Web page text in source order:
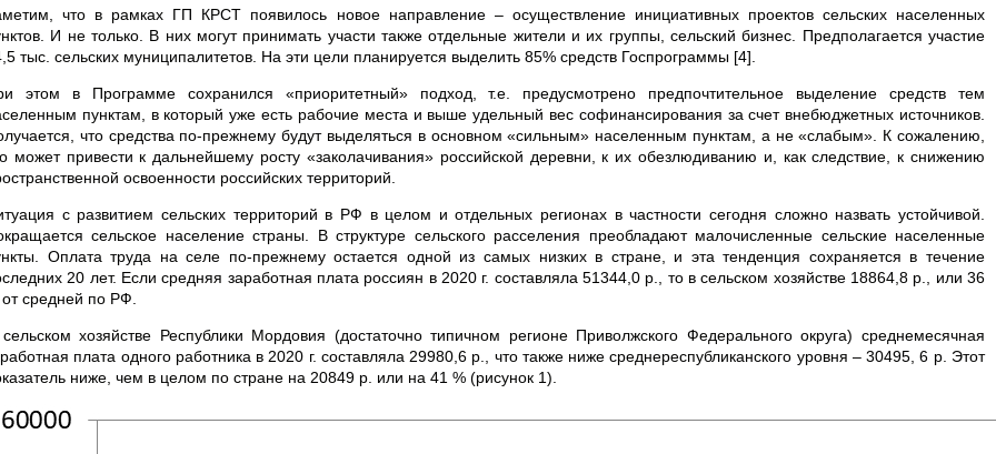
что в рамках ГП КРСТ появилось новое направление – осуществление инициативных проектов сельских населенных
И не только. В них могут принимать участи также отдельные жители и их группы, сельский бизнес. Предполагается участие
тыс. сельских муниципалитетов. На эти цели планируется выделить 85% средств Госпрограммы [4].
этом в Программе сохранился «приоритетный» подход, т.е. предусмотрено предпочтительное выделение средств тем
пунктам, в который уже есть рабочие места и выше удельный вес софинансирования за счет внебюджетных источников.
что средства по-прежнему будут выделяться в основном «сильным» населенным пунктам, а не «слабым». К сожалению,
может привести к дальнейшему росту «заколачивания» российской деревни, к их обезлюдиванию и, как следствие, к снижению
освоенности российских территорий.
с развитием сельских территорий в РФ в целом и отдельных регионах в частности сегодня сложно назвать устойчивой.
сельское население страны. В структуре сельского расселения преобладают малочисленные сельские населенные
Оплата труда на селе по-прежнему остается одной из самых низких в стране, и эта тенденция сохраняется в течение
20 лет. Если средняя заработная плата россиян в 2020 г. составляла 51344,0 р., то в сельском хозяйстве 18864,8 р., или 36
средней по РФ.
хозяйстве Республики Мордовия (достаточно типичном регионе Приволжского Федерального округа) среднемесячная
плата одного работника в 2020 г. составляла 29980,6 р., что также ниже среднереспубликанского уровня – 30495, 6 р. Этот
ниже, чем в целом по стране на 20849 р. или на 41 % (рисунок 1).